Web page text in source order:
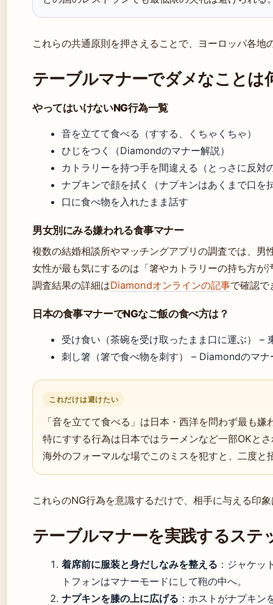
これらの共通原則を押さえることで、ヨーロッパ各
テーブルマナーでダメなことは
やってはいけないNG行為一覧
音を立てて食べる（すする、くちゃくちゃ）
ひじをつく（Diamondのマナー解説）
カトラリーを持つ手を間違える（とっさに反対
ナプキンで顔を拭く（ナプキンはあくまで口を
口に食べ物を入れたまま話す
男女別にみる嫌われる食事マナー
複数の結婚相談所やマッチングアプリの調査では、
女性が最も気にするのは「箸やカトラリーの持ち方が
調査結果の詳細はDiamondオンラインの記事で確認で
日本の食事マナーでNGなご飯の食べ方は？
受け食い（茶碗を受け取ったまま口に運ぶ） –
刺し箸（箸で食べ物を刺す） – Diamondのマナ
これだけは避けたい
「音を立てて食べる」は日本・西洋を問わず最も嫌
特にすする行為は日本ではラーメンなど一部OKと
海外のフォーマルな場でこのミスを犯すと、二度と
これらのNG行為を意識するだけで、相手に与える印
テーブルマナーを実践するステ
着席前に服装と身だしなみを整える ：ジャケッ
トフォンはマナーモードにして鞄の中へ。
ナプキンを膝の上に広げる ：ホストがナプキ